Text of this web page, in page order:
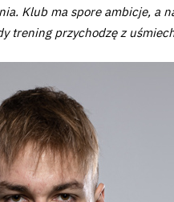
Klub ma spore ambicje, a
trening przychodzę z